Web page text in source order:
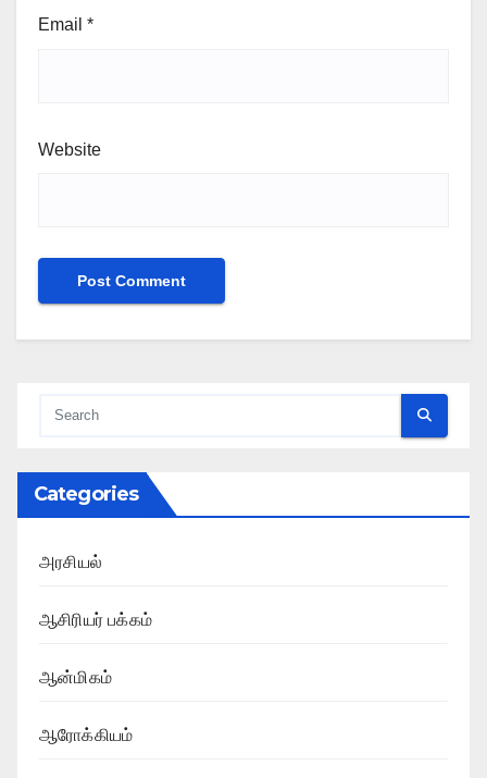
Email *
Website
Categories
அரசியல்
ஆசிரியர் பக்கம்
ஆன்மிகம்
ஆரோக்கியம்